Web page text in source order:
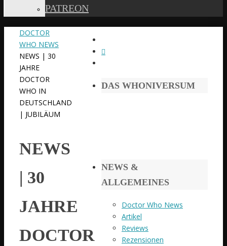
PATREON
START
DOCTOR
WHO NEWS
NEWS | 30
JAHRE
DOCTOR
WHO IN
DEUTSCHLAND
| JUBILÄUM
NEWS
| 30
JAHRE
DOCTOR
DAS WHONIVERSUM
NEWS &
ALLGEMEINES
Doctor Who News
Artikel
Reviews
Rezensionen